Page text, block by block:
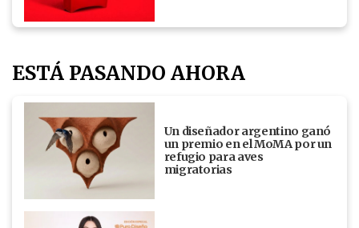
ESTÁ PASANDO AHORA
Un diseñador argentino ganó
un premio en el MoMA por un
refugio para aves
migratorias